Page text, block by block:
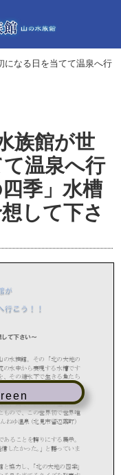
になる日を当てて温泉へ行
族館が世
温泉へ行
季」水槽
して下さ